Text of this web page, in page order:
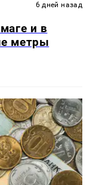
6 дней назад
и в
метры